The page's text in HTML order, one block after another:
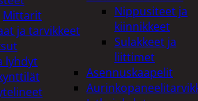
Nippusiteet ja
kiinnikkeet
Sulakkeet ja
liittimet
Asennuskaapelit
Mittarit
ja tarvikkeet
lyhdyt